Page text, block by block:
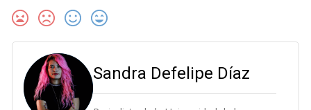
Sandra Defelipe Díaz